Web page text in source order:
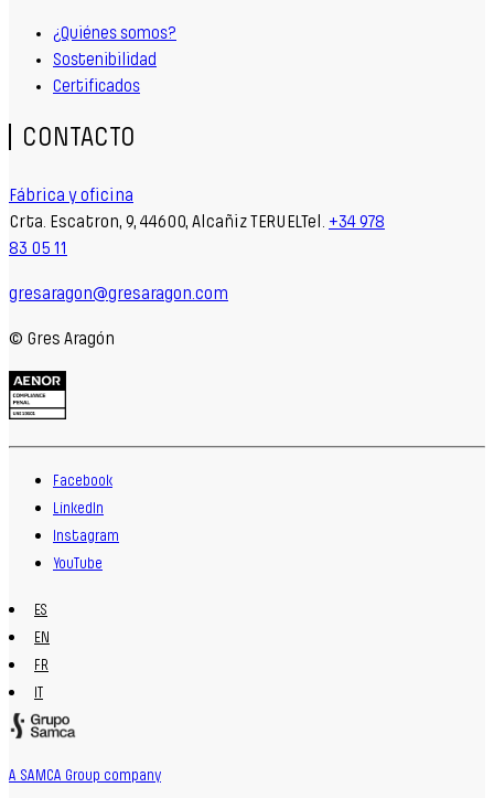
¿Quiénes somos?
Sostenibilidad
Certificados
CONTACTO
Fábrica y oficina
Crta. Escatron, 9, 44600, Alcañiz TERUELTel. +34 978
83 05 11
gresaragon@gresaragon.com
© Gres Aragón
Facebook
LinkedIn
Instagram
YouTube
ES
EN
FR
IT
A SAMCA Group company